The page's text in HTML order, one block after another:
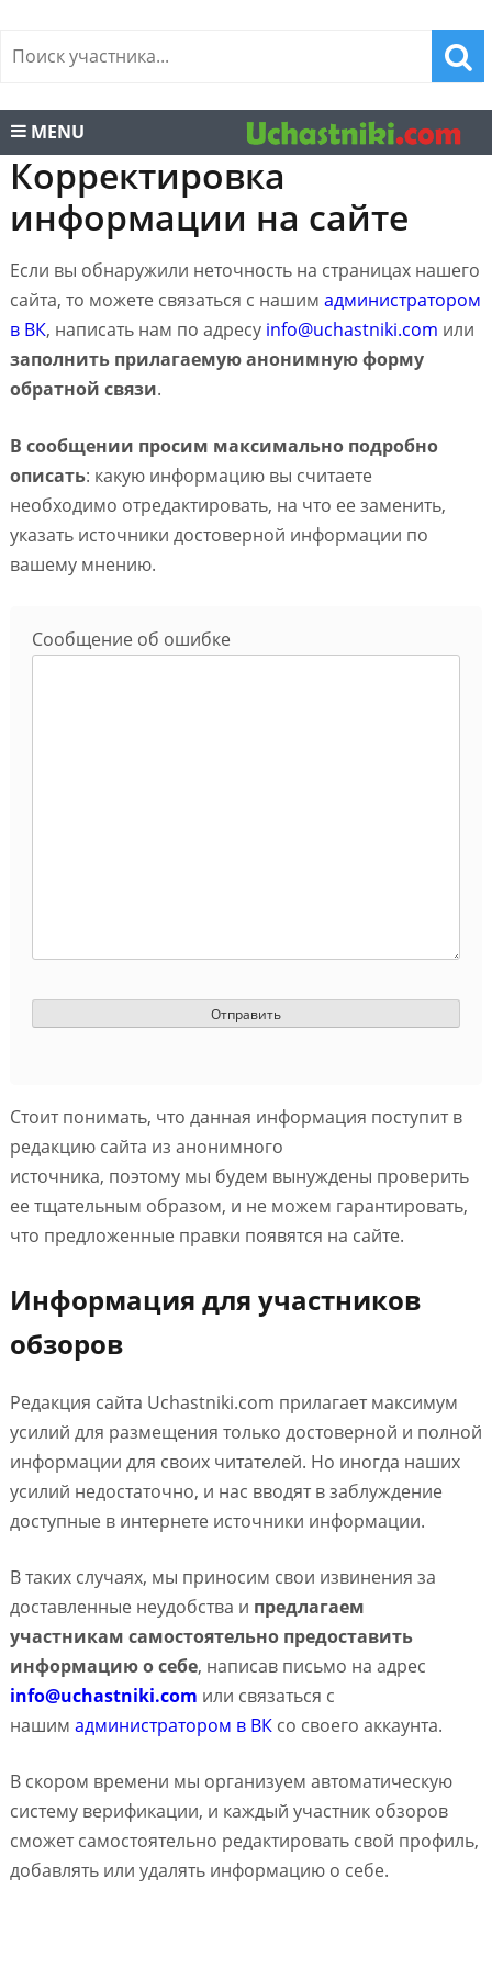
MENU
Корректировка
информации на сайте
Если вы обнаружили неточность на страницах нашего
сайта, то можете связаться с нашим администратором
в ВК, написать нам по адресу info@uchastniki.com или
заполнить прилагаемую анонимную форму
обратной связи.
В сообщении просим максимально подробно
описать: какую информацию вы считаете
необходимо отредактировать, на что ее заменить,
указать источники достоверной информации по
вашему мнению.
Сообщение об ошибке
Стоит понимать, что данная информация поступит в
редакцию сайта из анонимного
источника, поэтому мы будем вынуждены проверить
ее тщательным образом, и не можем гарантировать,
что предложенные правки появятся на сайте.
Информация для участников
обзоров
Редакция сайта Uchastniki.com прилагает максимум
усилий для размещения только достоверной и полной
информации для своих читателей. Но иногда наших
усилий недостаточно, и нас вводят в заблуждение
доступные в интернете источники информации.
В таких случаях, мы приносим свои извинения за
доставленные неудобства и предлагаем
участникам самостоятельно предоставить
информацию о себе, написав письмо на адрес
info@uchastniki.com или связаться с
нашим администратором в ВКсо своего аккаунта.
В скором времени мы организуем автоматическую
систему верификации, и каждый участник обзоров
сможет самостоятельно редактировать свой профиль,
добавлять или удалять информацию о себе.